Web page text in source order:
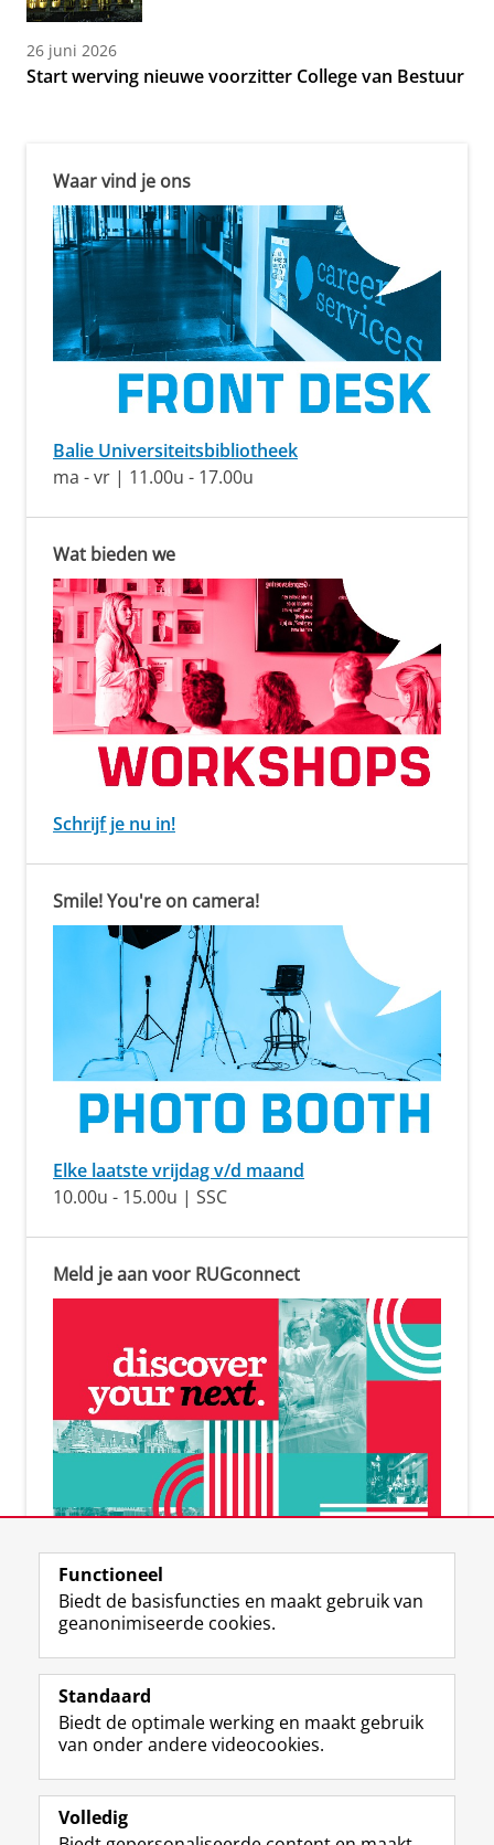
26 juni 2026
Start werving nieuwe voorzitter College van Bestuur
Waar vind je ons
Balie Universiteitsbibliotheek
ma - vr | 11.00u - 17.00u
Wat bieden we
Schrijf je nu in!
Smile! You're on camera!
Elke laatste vrijdag v/d maand
10.00u - 15.00u | SSC
Meld je aan voor RUGconnect
De online RUG-community
Banen | connecties | events
Volg ons op
F
c
I
s
n
Career Services
Functioneel
Biedt de basisfuncties en maakt gebruik van
geanonimiseerde cookies.
Standaard
Biedt de optimale werking en maakt gebruik
van onder andere videocookies.
Volledig